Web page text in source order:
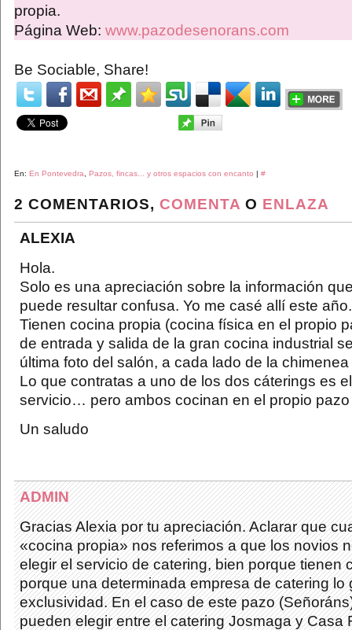
propia.
Página Web: www.pazodesenorans.com
Be Sociable, Share!
En: En Pontevedra Pazos, fincas... y otros espacios con encanto | #
2 COMENTARIOS, COMENTA O ENLAZA
ALEXIA
Hola.
Solo es una apreciación sobre la información
puede resultar confusa. Yo me casé allí este año.
Tienen cocina propia (cocina física en el propio
de entrada y salida de la gran cocina industrial
última foto del salón, a cada lado de la
Lo que contratas a uno de los dos cáterings es
servicio… pero ambos cocinan en el propio
Un saludo
ADMIN
Gracias Alexia por tu apreciación. Aclarar que
«cocina propia» nos referimos a que los novios
elegir el servicio de catering, bien porque tienen
porque una determinada empresa de catering lo
exclusividad. En el caso de este pazo
pueden elegir entre el catering Josmaga y Casa